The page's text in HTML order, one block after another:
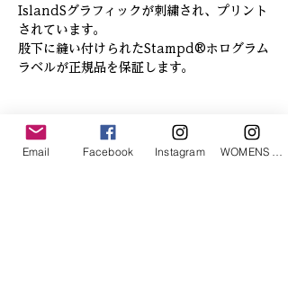
IslandSグラフィックが刺繍され、プリント
されています。
股下に縫い付けられたStampd®ホログラム
ラベルが正規品を保証します。
「あなたへのお勧めアイテム」
Email Facebook Instagram